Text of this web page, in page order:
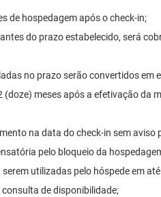
de hospedagem após o check-in;
do prazo estabelecido, será
no prazo serão convertidos em
meses após a efetivação da
na data do check-in sem aviso
pelo bloqueio da
utilizadas pelo hóspede em
de disponibilidade;